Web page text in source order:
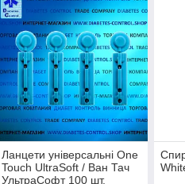
Ланцети універсальні One
Touch UltraSoft / Ван Тач
УльтраСофт 100 шт.